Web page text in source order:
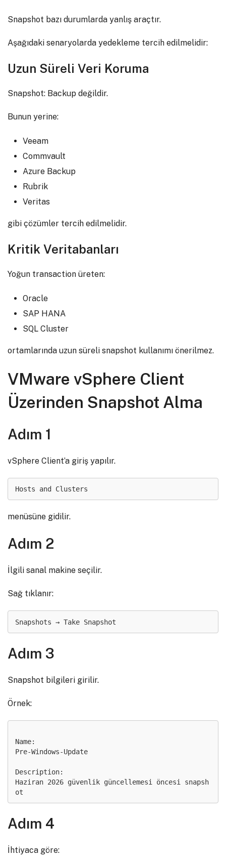
Snapshot bazı durumlarda yanlış araçtır.
Aşağıdaki senaryolarda yedekleme tercih edilmelidir:
Uzun Süreli Veri Koruma
Snapshot: Backup değildir.
Bunun yerine:
Veeam
Commvault
Azure Backup
Rubrik
Veritas
gibi çözümler tercih edilmelidir.
Kritik Veritabanları
Yoğun transaction üreten:
Oracle
SAP HANA
SQL Cluster
ortamlarında uzun süreli snapshot kullanımı önerilmez.
VMware vSphere Client
Üzerinden Snapshot Alma
Adım 1
vSphere Client’a giriş yapılır.
Hosts and Clusters
menüsüne gidilir.
Adım 2
İlgili sanal makine seçilir.
Sağ tıklanır:
Snapshots → Take Snapshot
Adım 3
Snapshot bilgileri girilir.
Örnek:
Name:
Pre-Windows-Update
Description:
Haziran 2026 güvenlik güncellemesi öncesi snapsh
Adım 4
İhtiyaca göre: